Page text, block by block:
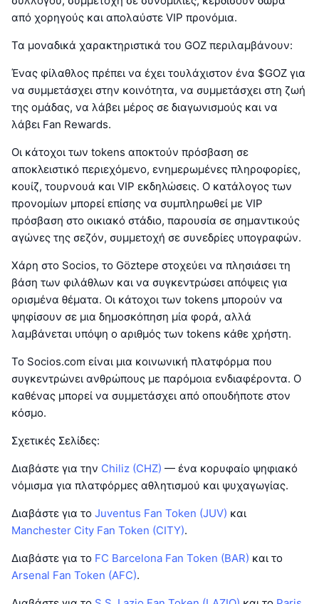
από χορηγούς και απολαύστε VIP προνόμια.
Τα μοναδικά χαρακτηριστικά του GOZ περιλαμβάνουν:
Ένας φίλαθλος πρέπει να έχει τουλάχιστον ένα $GOZ για
να συμμετάσχει στην κοινότητα, να συμμετάσχει στη ζωή
της ομάδας, να λάβει μέρος σε διαγωνισμούς και να
λάβει Fan Rewards.
Οι κάτοχοι των tokens αποκτούν πρόσβαση σε
αποκλειστικό περιεχόμενο, ενημερωμένες πληροφορίες,
κουίζ, τουρνουά και VIP εκδηλώσεις. Ο κατάλογος των
προνομίων μπορεί επίσης να συμπληρωθεί με VIP
πρόσβαση στο οικιακό στάδιο, παρουσία σε σημαντικούς
αγώνες της σεζόν, συμμετοχή σε συνεδρίες υπογραφών.
Χάρη στο Socios, το Göztepe στοχεύει να πλησιάσει τη
βάση των φιλάθλων και να συγκεντρώσει απόψεις για
ορισμένα θέματα. Οι κάτοχοι των tokens μπορούν να
ψηφίσουν σε μια δημοσκόπηση μία φορά, αλλά
λαμβάνεται υπόψη ο αριθμός των tokens κάθε χρήστη.
Το Socios.com είναι μια κοινωνική πλατφόρμα που
συγκεντρώνει ανθρώπους με παρόμοια ενδιαφέροντα. Ο
καθένας μπορεί να συμμετάσχει από οπουδήποτε στον
κόσμο.
Σχετικές Σελίδες:
Διαβάστε για την Chiliz (CHZ) — ένα κορυφαίο ψηφιακό
νόμισμα για πλατφόρμες αθλητισμού και ψυχαγωγίας.
Διαβάστε για το Juventus Fan Token (JUV) και
Manchester City Fan Token (CITY).
Διαβάστε για το FC Barcelona Fan Token (BAR) και το
Arsenal Fan Token (AFC).